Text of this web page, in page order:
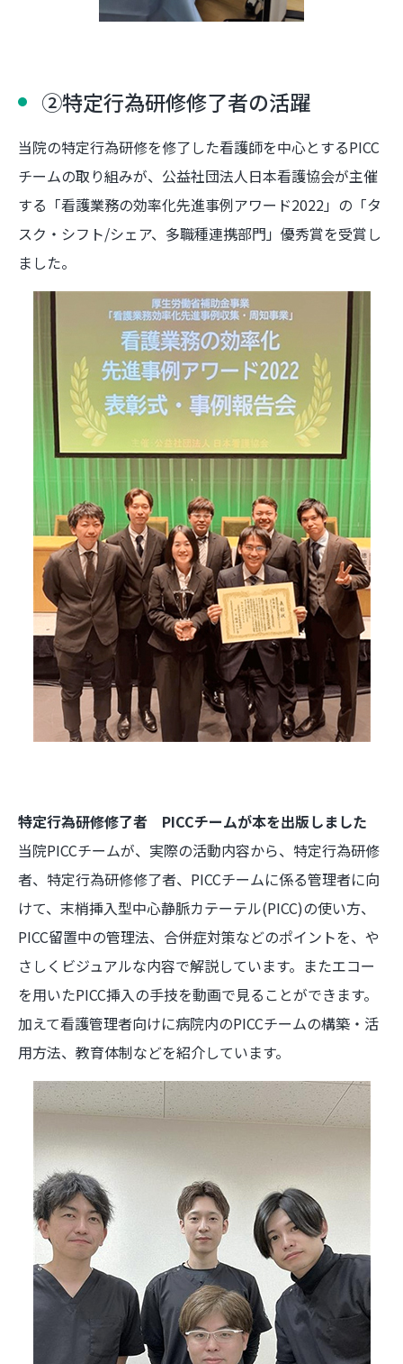
②特定行為研修修了者の活躍
当院の特定行為研修を修了した看護師を中心とするPICC
チームの取り組みが、公益社団法人日本看護協会が主催
する「看護業務の効率化先進事例アワード2022」の「タ
スク・シフト/シェア、多職種連携部門」優秀賞を受賞し
ました。
特定行為研修修了者 PICCチームが本を出版しました
当院PICCチームが、実際の活動内容から、特定行為研修
者、特定行為研修修了者、PICCチームに係る管理者に向
けて、末梢挿入型中心静脈カテーテル(PICC)の使い方、
PICC留置中の管理法、合併症対策などのポイントを、や
さしくビジュアルな内容で解説しています。またエコー
を用いたPICC挿入の手技を動画で見ることができます。
加えて看護管理者向けに病院内のPICCチームの構築・活
用方法、教育体制などを紹介しています。